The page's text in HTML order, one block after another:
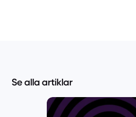
Se alla artiklar